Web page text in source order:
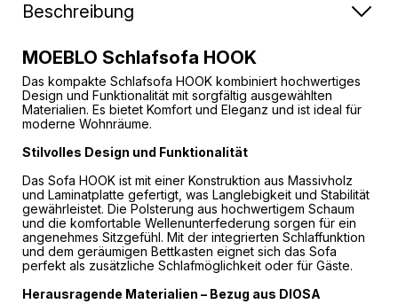
Beschreibung
MOEBLO Schlafsofa HOOK
Das kompakte Schlafsofa HOOK kombiniert hochwertiges
Design und Funktionalität mit sorgfältig ausgewählten
Materialien. Es bietet Komfort und Eleganz und ist ideal für
moderne Wohnräume.
Stilvolles Design und Funktionalität
Das Sofa HOOK ist mit einer Konstruktion aus Massivholz
und Laminatplatte gefertigt, was Langlebigkeit und Stabilität
gewährleistet. Die Polsterung aus hochwertigem Schaum
und die komfortable Wellenunterfederung sorgen für ein
angenehmes Sitzgefühl. Mit der integrierten Schlaffunktion
und dem geräumigen Bettkasten eignet sich das Sofa
perfekt als zusätzliche Schlafmöglichkeit oder für Gäste.
Herausragende Materialien – Bezug aus DIOSA